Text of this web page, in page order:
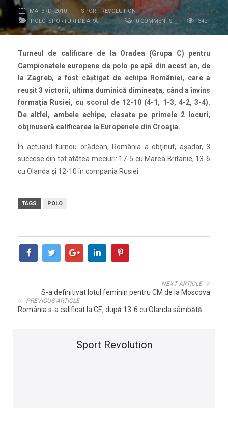
MAI 3RD, 2010
SPORT REVOLUTION
POLO SPORTURI DE APĂ 0 COMMENTS 342
Turneul de calificare de la Oradea (Grupa C) pentru
Campionatele europene de polo pe apă din acest an, de
la Zagreb, a fost câştigat de echipa României, care a
reuşit 3 victorii, ultima duminică dimineaţa, când a învins
formaţia Rusiei, cu scorul de 12-10 (4-1, 1-3, 4-2, 3-4).
De altfel, ambele echipe, clasate pe primele 2 locuri,
obţinuseră calificarea la Europenele din Croaţia.
În actualul turneu orădean, România a obţinut, aşadar, 3
succese din tot atâtea meciuri: 17-5 cu Marea Britanie, 13-6
cu Olanda şi 12-10 în compania Rusiei
TAGS POLO
NEXT ARTICLE
S-a definitivat lotul feminin pentru CM de la Moscova
PREVIOUS ARTICLE
România s-a calificat la CE, după 13-6 cu Olanda sâmbătă
Sport Revolution